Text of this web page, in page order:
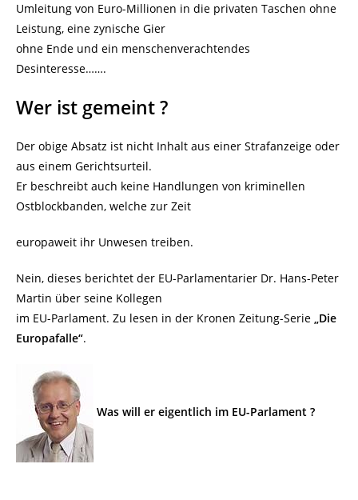
Umleitung von Euro-Millionen in die privaten Taschen ohne
Leistung, eine zynische Gier
ohne Ende und ein menschenverachtendes
Desinteresse…….
Wer ist gemeint ?
Der obige Absatz ist nicht Inhalt aus einer Strafanzeige oder
aus einem Gerichtsurteil.
Er beschreibt auch keine Handlungen von kriminellen
Ostblockbanden, welche zur Zeit
europaweit ihr Unwesen treiben.
Nein, dieses berichtet der EU-Parlamentarier Dr. Hans-Peter
Martin über seine Kollegen
im EU-Parlament. Zu lesen in der Kronen Zeitung-Serie „Die
Europafalle“.
Was will er eigentlich im EU-Parlament ?